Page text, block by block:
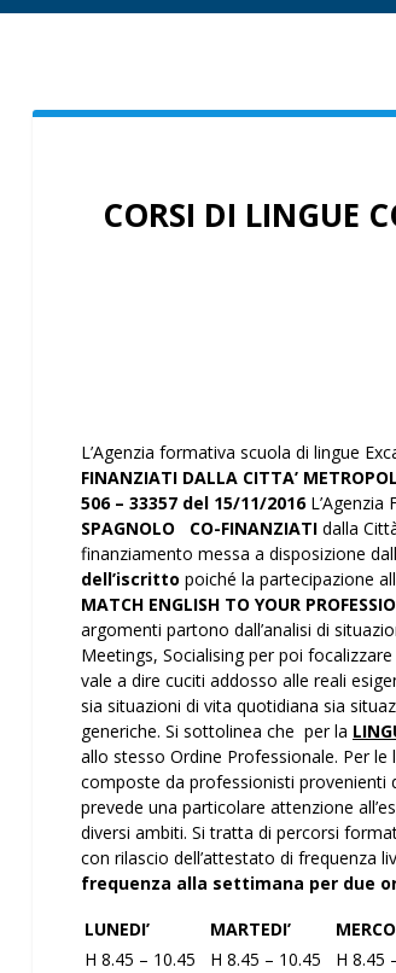
CORSI DI LINGUE
L’Agenzia formativa scuola di lingue
FINANZIATI DALLA CITTA’
506 – 33357 del 15/11/2016 L’Agenzia
SPAGNOLO CO-FINANZIATI dalla
finanziamento messa a disposizione
dell’iscritto poiché la partecipazione
MATCH ENGLISH TO YOUR
argomenti partono dall’analisi di
Meetings, Socialising per poi
vale a dire cuciti addosso alle reali
sia situazioni di vita quotidiana sia
generiche. Si sottolinea che per la
allo stesso Ordine Professionale. Per le
composte da professionisti provenienti
prevede una particolare attenzione
diversi ambiti. Si tratta di percorsi
con rilascio dell’attestato di frequenza
frequenza alla settimana per due
LUNEDI’
MARTEDI’
H 8.45 – 10.45
H 8.45 – 10.45 H 8.45